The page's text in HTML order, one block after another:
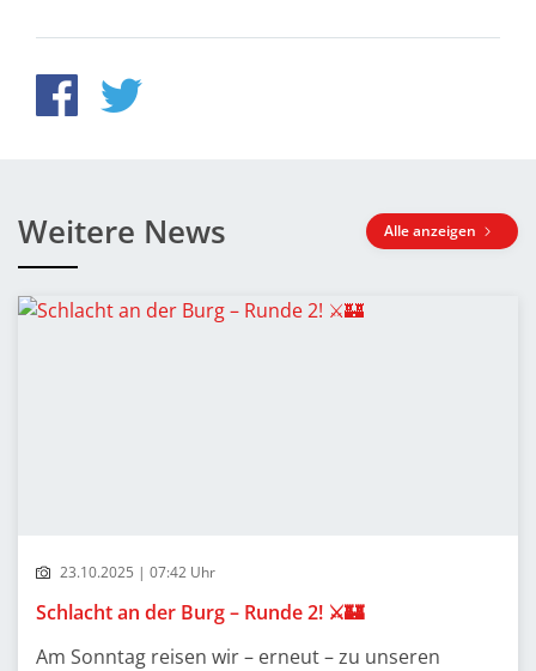
Weitere News Alle anzeigen
23.10.2025 | 07:42 Uhr
Schlacht an der Burg – Runde 2! ⚔️🏰
Am Sonntag reisen wir – erneut – zu unseren